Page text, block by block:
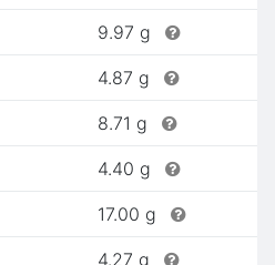
9.97 g
4.87 g
8.71 g
4.40 g
17.00 g
4.27 g